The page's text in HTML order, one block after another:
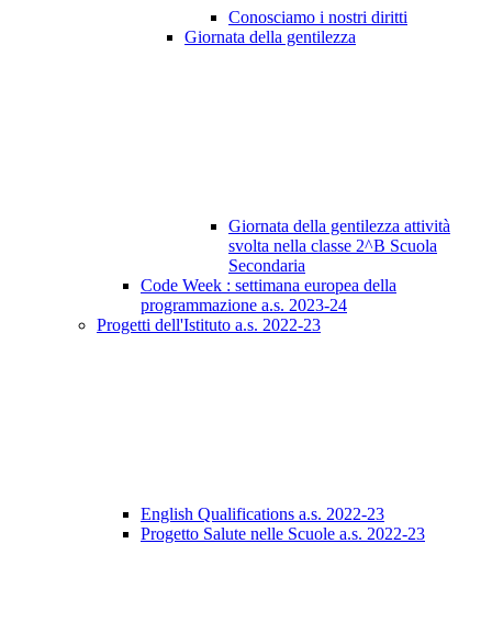
Conosciamo i nostri diritti
Giornata della gentilezza
Giornata della gentilezza attività
svolta nella classe 2^B Scuola
Secondaria
Code Week : settimana europea della
programmazione a.s. 2023-24
Progetti dell'Istituto a.s. 2022-23
English Qualifications a.s. 2022-23
Progetto Salute nelle Scuole a.s. 2022-23